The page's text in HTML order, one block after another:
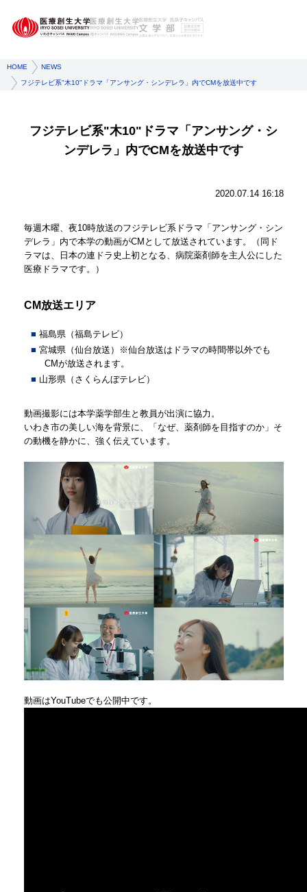
HOME NEWS
フジテレビ系"木10"ドラマ「アンサング・シンデレラ」内でCMを放送中です
フジテレビ系"木10"ドラマ「アンサング・シ
ンデレラ」内でCMを放送中です
2020.07.14 16:18
毎週木曜、夜10時放送のフジテレビ系ドラマ「アンサング・シン
デレラ」内で本学の動画がCMとして放送されています。（同ド
ラマは、日本の連ドラ史上初となる、病院薬剤師を主人公にした
医療ドラマです。）
CM放送エリア
福島県（福島テレビ）
宮城県（仙台放送）※仙台放送はドラマの時間帯以外でも
CMが放送されます。
山形県（さくらんぼテレビ）
動画撮影には本学薬学部生と教員が出演に協力。
いわき市の美しい海を背景に、「なぜ、薬剤師を目指すのか」そ
の動機を静かに、強く伝えています。
動画はYouTubeでも公開中です。